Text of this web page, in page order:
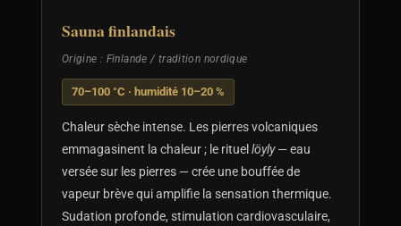
Sauna finlandais
Origine : Finlande / tradition nordique
70–100 °C · humidité 10–20 %
Chaleur sèche intense. Les pierres volcaniques
emmagasinent la chaleur ; le rituellöyly— eau
versée sur les pierres — crée une bouffée de
vapeur brève qui amplifie la sensation thermique.
Sudation profonde, stimulation cardiovasculaire,